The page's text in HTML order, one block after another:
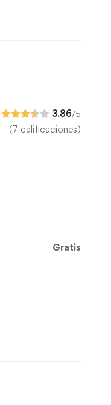
3.86/5
(7 calificaciones)
Gratis